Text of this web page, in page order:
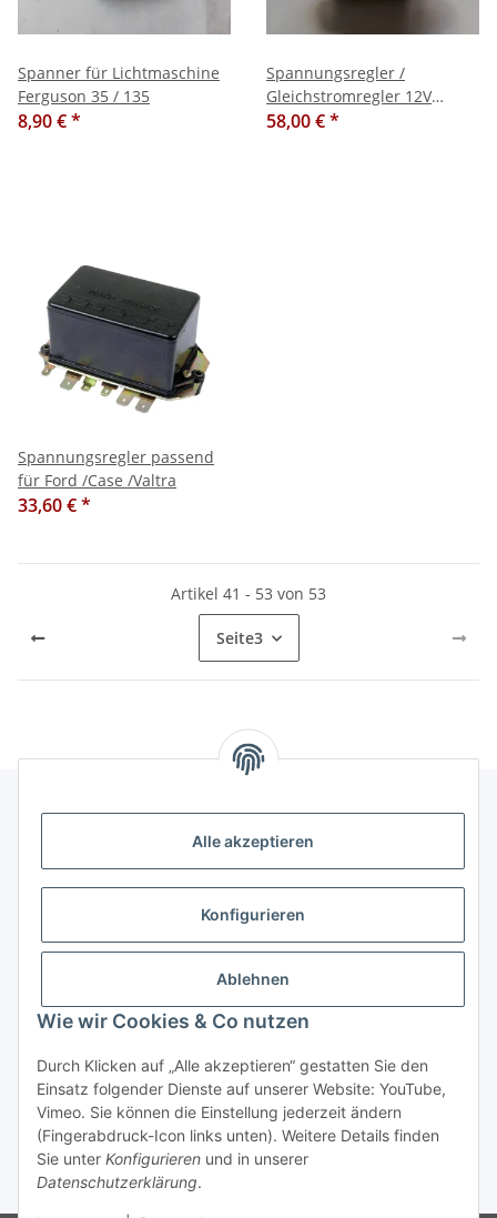
Alle akzeptieren
Konfigurieren
Ablehnen
Wie wir Cookies & Co nutzen
Durch Klicken auf „Alle akzeptieren“ gestatten Sie den
Einsatz folgender Dienste auf unserer Website: YouTube,
Vimeo. Sie können die Einstellung jederzeit ändern
(Fingerabdruck-Icon links unten). Weitere Details finden
Sie unter Konfigurieren und in unserer
Datenschutzerklärung.
Spanner für Lichtmaschine
Ferguson 35 / 135
8,90 €*
Spannungsregler /
Gleichstromregler 12V
58,00 €*
Spannungsregler passend
für Ford /Case /Valtra
33,60 €*
Artikel 41 - 53 von 53
Seite3
Gesetzliche Informationen
* Alle Preise inkl. gesetzlicher USt., zzgl.